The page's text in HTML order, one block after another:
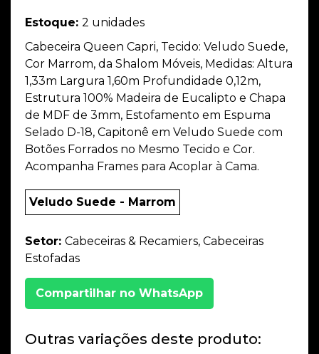
Estoque: 2 unidades
Cabeceira Queen Capri, Tecido: Veludo Suede,
Cor Marrom, da Shalom Móveis, Medidas: Altura
1,33m Largura 1,60m Profundidade 0,12m,
Estrutura 100% Madeira de Eucalipto e Chapa
de MDF de 3mm, Estofamento em Espuma
Selado D-18, Capitonê em Veludo Suede com
Botões Forrados no Mesmo Tecido e Cor.
Acompanha Frames para Acoplar à Cama.
Veludo Suede - Marrom
Setor: Cabeceiras & Recamiers, Cabeceiras
Estofadas
Compartilhar no WhatsApp
Outras variações deste produto: